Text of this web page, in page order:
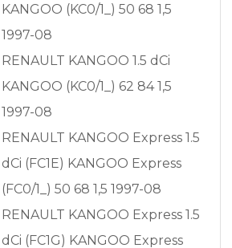
KANGOO (KC0/1_) 50 68 1,5
1997-08
RENAULT KANGOO 1.5 dCi
KANGOO (KC0/1_) 62 84 1,5
1997-08
RENAULT KANGOO Express 1.5
dCi (FC1E) KANGOO Express
(FC0/1_) 50 68 1,5 1997-08
RENAULT KANGOO Express 1.5
dCi (FC1G) KANGOO Express